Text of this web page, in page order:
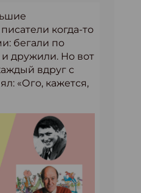
когда-то
бегали по
дружили. Но вот
вдруг с
«Ого, кажется,